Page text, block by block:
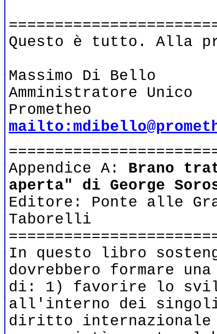
Questo è tutto. Alla
Massimo Di Bello
Amministratore Unico
Prometheo
Appendice A: Brano
aperta" di George
Editore: Ponte alle
Taborelli
In questo libro
dovrebbero formare
di: 1) favorire lo
all'interno dei
diritto